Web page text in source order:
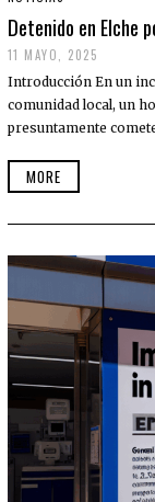
Detenido en Elche
11 MAYO, 2025
Introducción En un
comunidad local, un
presuntamente
MORE